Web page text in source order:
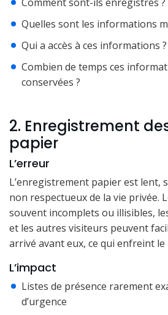
Quelles sont les informations
Qui a accès à ces informations ?
Combien de temps ces
conservées ?
2. Enregistrement
papier
L’erreur
L’enregistrement papier est lent,
non respectueux de la vie privée.
souvent incomplets ou illisibles,
et les autres visiteurs peuvent
arrivé avant eux, ce qui enfreint le
L’impact
Listes de présence rarement
d’urgence